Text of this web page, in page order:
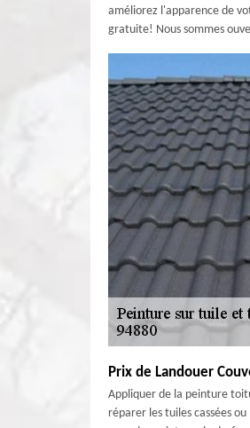
améliorez l'apparence de
gratuite! Nous sommes
Prix de Landouer
Appliquer de la peinture
réparer les tuiles cassées